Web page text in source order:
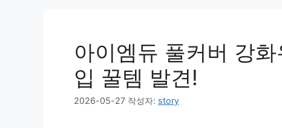
아이엠듀 풀커버 강
입 꿀템 발견!
2026-05-27 작성자: story